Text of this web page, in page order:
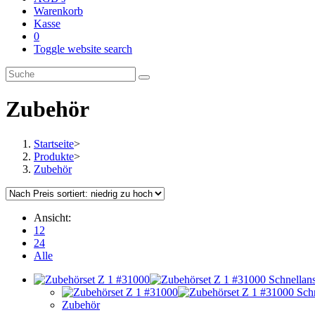
Warenkorb
Kasse
0
Toggle website search
Zubehör
Startseite>
Produkte>
Zubehör
Ansicht:
12
24
Alle
Zubehör